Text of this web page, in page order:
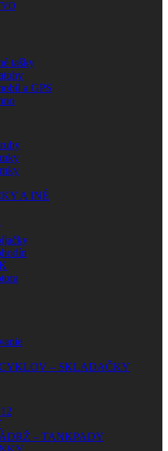
tašky
a GPS
A INÉ
– SKLADAČKY
– TANKPADY